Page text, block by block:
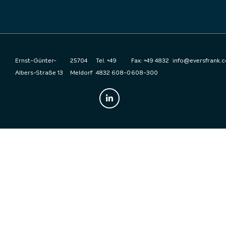
Ernst-Günter-
Albers-Straße 13
25704
Meldorf
Tel. +49
4832 608-0
Fax: +49 4832
608-300